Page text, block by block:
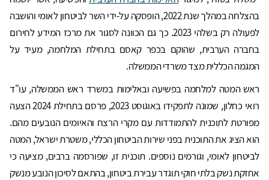
בהצלחה במהלך שנת 2022, הופסקה על-ידי השר לביטחון לאומי והושבה
לפעולה רק בשלהי 2023. כך גם הכוונה לסגור את מרכז המידע לחירום
בחברה הערבית, שהוקם בכפר קאסם בתחילת המלחמה, מעיד על
המגמה הכללית מצד משרדי הממשלה.
ראש המטה למלחמה בפשיעה ובאלימות במשרד ראש הממשלה, עו"ד
רואי כחלון, שמונה לתפקידו באוגוסט 2023, פרסם בתחילת 2024 הצעה
מפורטת לתוכנית להתמודדות עם מקרי הרצח והאיומים הנובעים מהם.
הוא הציג את התוכנית בפני שירות הביטחון הכללי, משטרת ישראל, המטה
לביטחון לאומי, וגורמים נוספים. תוכנית זו, שפורסמה ברבים, מציעה כי
אחזקת נשק בלתי חוקי תוגדר עבירת ביטחון, בהתאם לסיכון הנובע מנשק